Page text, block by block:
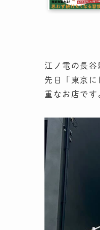
江ノ電の長谷
先日「東京
重なお店です